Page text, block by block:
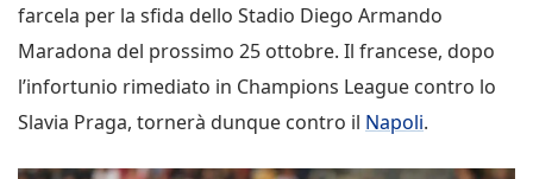
farcela per la sfida dello Stadio Diego Armando
Maradona del prossimo 25 ottobre. Il francese, dopo
l’infortunio rimediato in Champions League contro lo
Slavia Praga, tornerà dunque contro il Napoli.